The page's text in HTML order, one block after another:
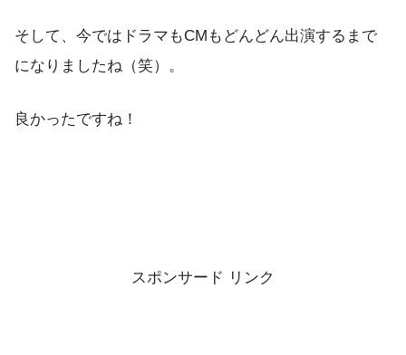
そして、今ではドラマもCMもどんどん出演するまで
になりましたね（笑）。
良かったですね！
スポンサード リンク